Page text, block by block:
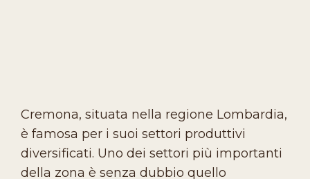
Cremona, situata nella regione Lombardia,
è famosa per i suoi settori produttivi
diversificati. Uno dei settori più importanti
della zona è senza dubbio quello